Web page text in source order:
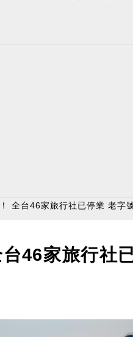
全台46家旅行社已停業 老字
46家旅行社